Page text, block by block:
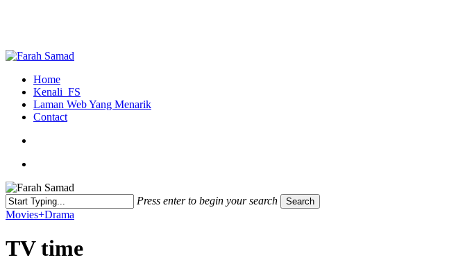
content
search
Menu
Home
Kenali_FS
Laman Web Yang Menarik
Contact
Press enter to begin your search Search
Close
Movies+Drama
TV time